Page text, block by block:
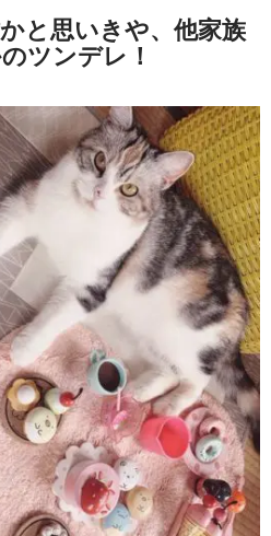
と思いきや、他家族
ツンデレ！